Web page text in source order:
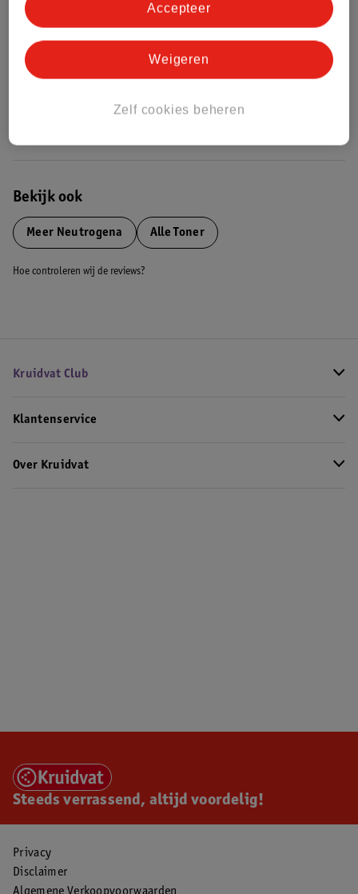
Nature Impact Score
Dit product heeft (nog) geen Nature
Impact Score.
Bekijk ook
Meer Neutrogena Alle Toner
Hoe controleren wij de reviews?
Kruidvat Club
Klantenservice
Over Kruidvat
Steeds verrassend, altijd voordelig!
Privacy
Disclaimer
Zelf cookies beheren
Weigeren
Accepteer